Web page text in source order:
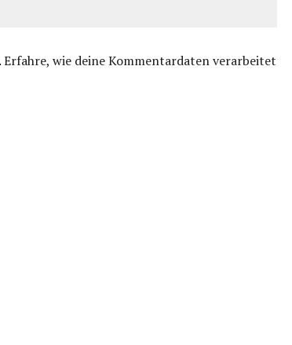
Erfahre, wie deine Kommentardaten verarbeitet